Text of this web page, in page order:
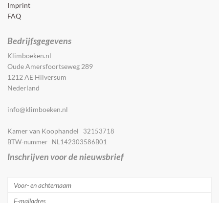
Imprint
FAQ
Bedrijfsgegevens
Klimboeken.nl
Oude Amersfoortseweg 289
1212 AE Hilversum
Nederland
info@klimboeken.nl
Kamer van Koophandel 32153718
BTW-nummer NL142303586B01
Inschrijven voor de nieuwsbrief